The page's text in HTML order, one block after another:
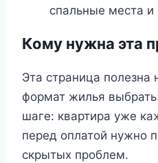
спальные места и
Кому нужна эта
Эта страница полезна
формат жилья
шаге: квартира уже
перед оплатой нужно
скрытых проблем.